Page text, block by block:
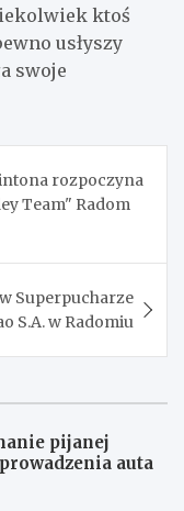
ktoś
usłyszy
swoje
rozpoczyna
Team" Radom
Superpucharze
S.A. w Radomiu
pijanej
auta